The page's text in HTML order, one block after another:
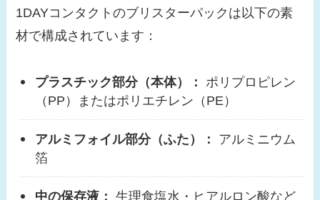
1DAYコンタクトのブリスターパックは以下の素
材で構成されています：
プラスチック部分（本体）：
ポリプロピレン
（PP）またはポリエチレン（PE）
アルミフォイル部分（ふた）：
アルミニウム
箔
中の保存液： 生理食塩水・ヒアルロン酸など